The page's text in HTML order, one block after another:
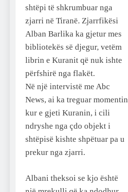
shtëpi të shkrumbuar nga
zjarri në Tiranë. Zjarrfikësi
Alban Barlika ka gjetur mes
bibliotekës së djegur, vetëm
librin e Kuranit që nuk ishte
përfshirë nga flakët.
Në një intervistë me Abc
News, ai ka treguar momentin
kur e gjeti Kuranin, i cili
ndryshe nga çdo objekt i
shtëpisë kishte shpëtuar pa u
prekur nga zjarri.
Albani theksoi se kjo është